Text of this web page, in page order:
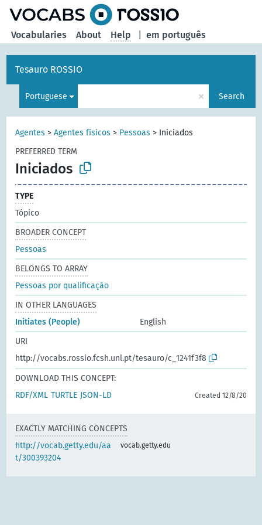
em português
Vocabularies About Help
Tesauro ROSSIO
Portuguese × Search
Agentes >Agentes físicos > Pessoas > Iniciados
PREFERRED TERM
Iniciados
TYPE
Tópico
BROADER CONCEPT
Pessoas
BELONGS TO ARRAY
Pessoas por qualificação
IN OTHER LANGUAGES
Initiates (People)
English
URI
http://vocabs.rossio.fcsh.unl.pt/tesauro/c_1241f3f8
DOWNLOAD THIS CONCEPT:
RDF/XML TURTLE JSON-LD Created 12/8/20
EXACTLY MATCHING CONCEPTS
http://vocab.getty.edu/aa
t/300393204
vocab.getty.edu